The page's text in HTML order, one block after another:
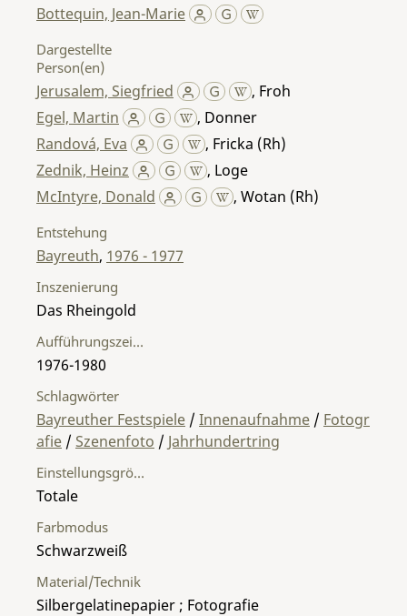
Bottequin, Jean-Marie
Dargestellte
Person(en)
Jerusalem, Siegfried , Froh
Egel, Martin
, Donner
Randová, Eva
, Fricka (Rh)
Zednik, Heinz
, Loge
McIntyre, Donald
, Wotan (Rh)
Entstehung
Bayreuth, 1976 - 1977
Material/Technik
Silbergelatinepapier ; Fotografie
Einstellungsgröße
Totale
Farbmodus
Schwarzweiß
Inszenierung
Das Rheingold
Aufführungszeitraum
1976-1980
Schlagwörter
Bayreuther Festspiele / Innenaufnahme / Fotogr
afie / Szenenfoto / Jahrhundertring